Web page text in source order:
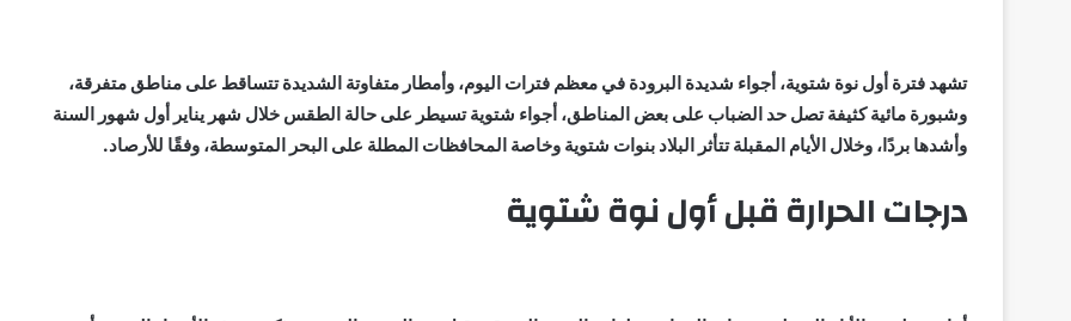
تشهد فترة أول نوة شتوية، أجواء شديدة البرودة في معظم فترات اليوم، وأمطار متفاوتة الشديدة تتساقط على مناطق متفرقة،
وشبورة مائية كثيفة تصل حد الضباب على بعض المناطق، أجواء شتوية تسيطر على حالة الطقس خلال شهر يناير أول شهور السنة
وأشدها بردًا، وخلال الأيام المقبلة تتأثر البلاد بنوات شتوية وخاصة المحافظات المطلة على البحر المتوسطة، وفقًا للأرصاد.
درجات الحرارة قبل أول نوة شتوية